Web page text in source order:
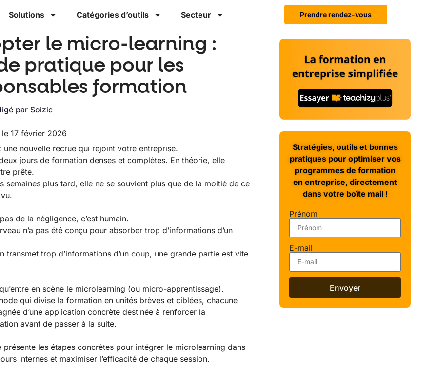
Solutions Catégories d’outils Secteur Prendre rendez-vous
le micro-learning :
pratique pour les
formation
parSoizic
17 février 2026
une nouvelle recrue qui rejoint votre entreprise.
jours de formation denses et complètes. En théorie, elle
prête.
semaines plus tard, elle ne se souvient plus que de la moitié de ce
de la négligence, c’est humain.
n’a pas été conçu pour absorber trop d’informations d’un
transmet trop d’informations d’un coup, une grande partie est vite
en scène le microlearning (ou micro-apprentissage).
qui divise la formation en unités brèves et ciblées, chacune
d’une application concrète destinée à renforcer la
avant de passer à la suite.
présente les étapes concrètes pour intégrer le microlearning dans
internes et maximiser l’efficacité de chaque session.
Stratégies, outils et bonnes
pratiques pour optimiser vos
programmes de formation
en entreprise, directement
dans votre boîte mail !
Prénom
E-mail
Envoyer